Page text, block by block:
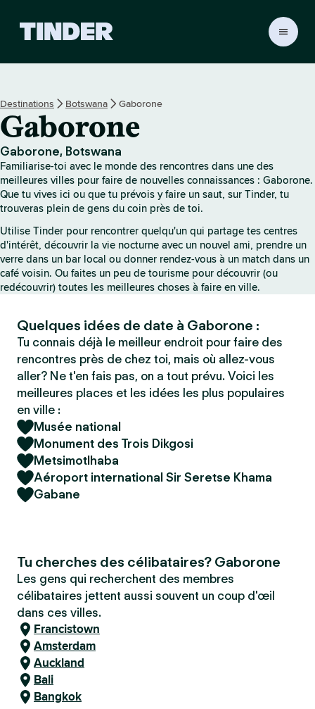
l
T
i
n
d
e
r
Destinations Botswana Gaborone
Gaborone
Gaborone, Botswana
Familiarise-toi avec le monde des rencontres dans une des
meilleures villes pour faire de nouvelles connaissances : Gaborone.
Que tu vives ici ou que tu prévois y faire un saut, sur Tinder, tu
trouveras plein de gens du coin près de toi.
Utilise Tinder pour rencontrer quelqu'un qui partage tes centres
d'intérêt, découvrir la vie nocturne avec un nouvel ami, prendre un
verre dans un bar local ou donner rendez-vous à un match dans un
café voisin. Ou faites un peu de tourisme pour découvrir (ou
redécouvrir) toutes les meilleures choses à faire en ville.
Quelques idées de date à Gaborone :
Tu connais déjà le meilleur endroit pour faire des
rencontres près de chez toi, mais où allez-vous
aller? Ne t'en fais pas, on a tout prévu. Voici les
meilleures places et les idées les plus populaires
en ville :
Musée national
Monument des Trois Dikgosi
Metsimotlhaba
Aéroport international Sir Seretse Khama
Gabane
Tu cherches des célibataires? Gaborone
Les gens qui recherchent des membres
célibataires jettent aussi souvent un coup d'œil
dans ces villes.
Francistown
Amsterdam
Auckland
Bali
Bangkok